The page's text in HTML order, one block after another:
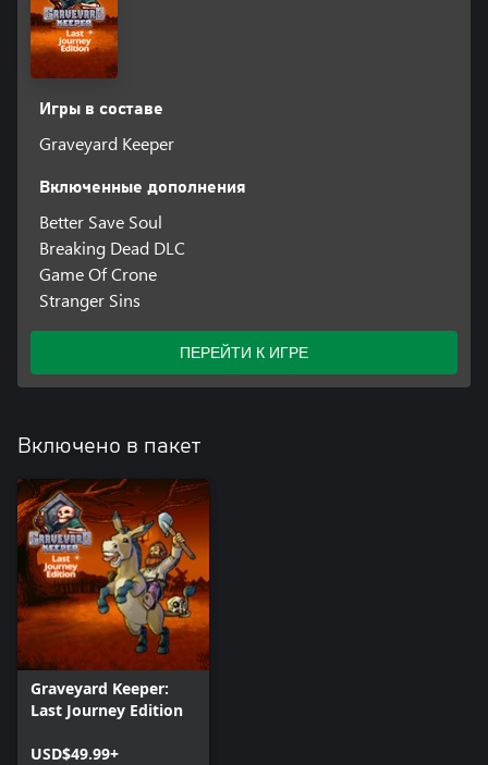
Игры в составе
Graveyard Keeper
Включенные дополнения
Better Save Soul
Breaking Dead DLC
Game Of Crone
Stranger Sins
ПЕРЕЙТИ К ИГРЕ
Включено в пакет
Graveyard Keeper:
Last Journey Edition
USD$49.99+